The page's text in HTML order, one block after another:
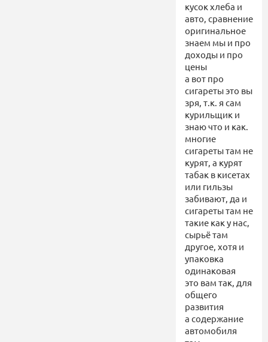
кусок хлеба и
авто, сравнение
оригинальное
знаем мы и про
доходы и про
цены
а вот про
сигареты это вы
зря, т.к. я сам
курильщик и
знаю что и как.
многие
сигареты там не
курят, а курят
табак в кисетах
или гильзы
забивают, да и
сигареты там не
такие как у нас,
сырьё там
другое, хотя и
упаковка
одинаковая
это вам так, для
общего
развития
а содержание
автомобиля